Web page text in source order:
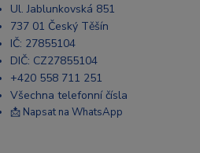
Ul. Jablunkovská 851
737 01 Český Těšín
IČ: 27855104
DIČ: CZ27855104
+420 558 711 251
Všechna telefonní čísla
📩 Napsat na WhatsApp